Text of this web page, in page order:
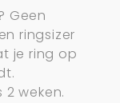
Geen
ringsizer
je ring op
weken.